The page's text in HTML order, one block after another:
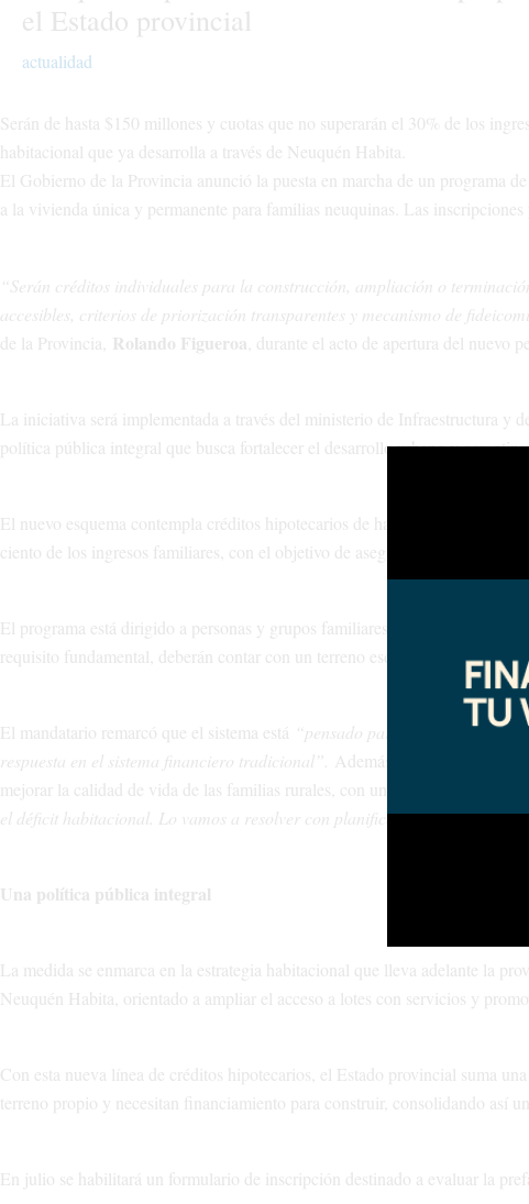
el Estado provincial
actualidad
Serán de hasta $150 millones y cuotas que no superarán el 30% de los
habitacional que ya desarrolla a través de Neuquén Habita.
El Gobierno de la Provincia anunció la puesta en marcha de un programa
a la vivienda única y permanente para familias neuquinas. Las inscripciones
“Serán créditos individuales para la construcción, ampliación o
accesibles, criterios de priorización transparentes y mecanismo de
de la Provincia, Rolando Figueroa , durante el acto de apertura del nuevo
La iniciativa será implementada a través del ministerio de Infraestructura
política pública integral que busca fortalecer el desarrollo urbano y
El nuevo esquema contempla créditos hipotecarios de hasta 150 millones
ciento de los ingresos familiares, con el objetivo de asegurar condiciones de
El programa está dirigido a personas y grupos familiares que no posean
requisito fundamental, deberán contar con un terreno escriturado y apto
El mandatario remarcó que el sistema está “pensado para la clase media
respuesta en el sistema financiero tradicional”.
Además, recordó que
mejorar la calidad de vida de las familias rurales, con una inversión prevista
el déficit habitacional. Lo vamos a resolver con planificación, justicia y
Una política pública integral
La medida se enmarca en la estrategia habitacional que lleva adelante la
Neuquén Habita, orientado a ampliar el acceso a lotes con servicios y
Con esta nueva línea de créditos hipotecarios, el Estado provincial suma
terreno propio y necesitan financiamiento para construir, consolidando así
En julio se habilitará un formulario de inscripción destinado a evaluar la